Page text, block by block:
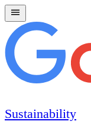
Sustainability